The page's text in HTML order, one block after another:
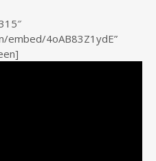
embed/4oAB83Z1ydE”